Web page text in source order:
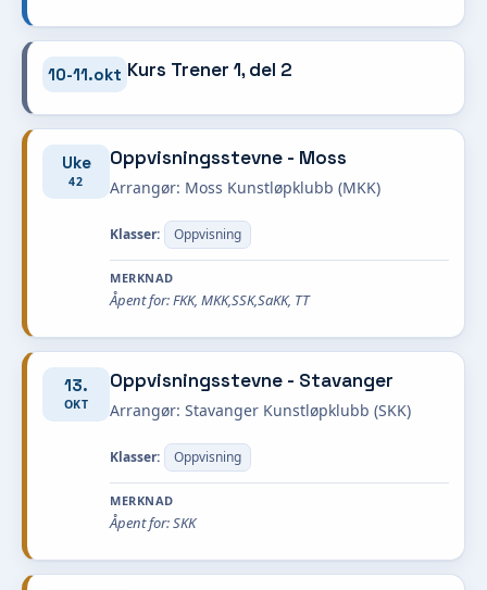
10-11.okt Kurs Trener 1, del 2
Uke
42
Oppvisningsstevne - Moss
Arrangør: Moss Kunstløpklubb (MKK)
Klasser: Oppvisning
MERKNAD
Åpent for: FKK, MKK,SSK,SaKK, TT
13.
OKT
Oppvisningsstevne - Stavanger
Arrangør: Stavanger Kunstløpklubb (SKK)
Klasser: Oppvisning
MERKNAD
Åpent for: SKK